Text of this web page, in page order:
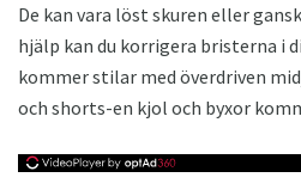
De kan vara löst skuren eller
hjälp kan du korrigera bristerna i
kommer stilar med överdriven
och shorts-en kjol och byxor